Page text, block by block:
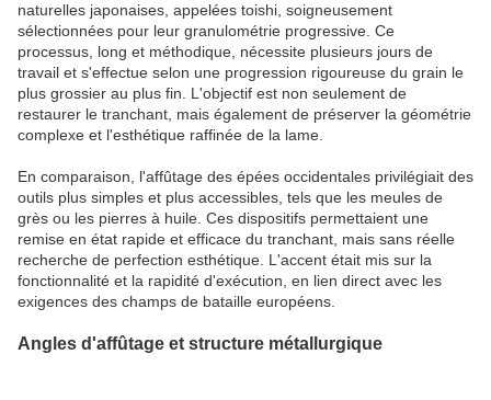
naturelles japonaises, appelées toishi, soigneusement
sélectionnées pour leur granulométrie progressive. Ce
processus, long et méthodique, nécessite plusieurs jours de
travail et s'effectue selon une progression rigoureuse du grain le
plus grossier au plus fin. L'objectif est non seulement de
restaurer le tranchant, mais également de préserver la géométrie
complexe et l'esthétique raffinée de la lame.
En comparaison, l'affûtage des épées occidentales privilégiait des
outils plus simples et plus accessibles, tels que les meules de
grès ou les pierres à huile. Ces dispositifs permettaient une
remise en état rapide et efficace du tranchant, mais sans réelle
recherche de perfection esthétique. L'accent était mis sur la
fonctionnalité et la rapidité d'exécution, en lien direct avec les
exigences des champs de bataille européens.
Angles d'affûtage et structure métallurgique